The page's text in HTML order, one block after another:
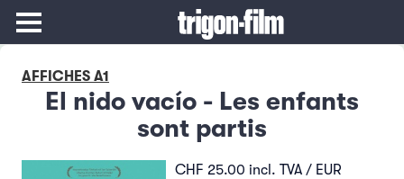
AFFICHES A1
El nido vacío - Les enfants
sont partis
CHF 25.00 incl. TVA / EUR